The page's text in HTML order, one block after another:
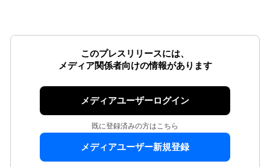
このプレスリリースには、
メディア関係者向けの情報があります
メディアユーザーログイン
既に登録済みの方はこちら
メディアユーザー新規登録